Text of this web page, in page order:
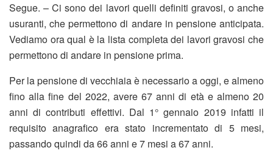
Segue. – Ci sono dei lavori quelli definiti gravosi, o anche
usuranti, che permettono di andare in pensione anticipata.
Vediamo ora qual è la lista completa dei lavori gravosi che
permettono di andare in pensione prima.
Per la pensione di vecchiaia è necessario a oggi, e almeno
fino alla fine del 2022, avere 67 anni di età e almeno 20
anni di contributi effettivi. Dal 1° gennaio 2019 infatti il
requisito anagrafico era stato incrementato di 5 mesi,
passando quindi da 66 anni e 7 mesi a 67 anni.